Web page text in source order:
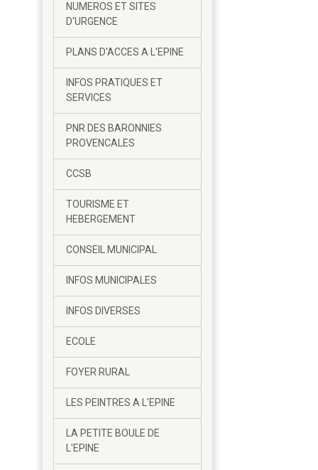
NUMEROS ET SITES
D'URGENCE
PLANS D'ACCES A L'EPINE
INFOS PRATIQUES ET
SERVICES
PNR DES BARONNIES
PROVENCALES
CCSB
TOURISME ET
HEBERGEMENT
CONSEIL MUNICIPAL
INFOS MUNICIPALES
INFOS DIVERSES
ECOLE
FOYER RURAL
LES PEINTRES A L'EPINE
LA PETITE BOULE DE
L'EPINE